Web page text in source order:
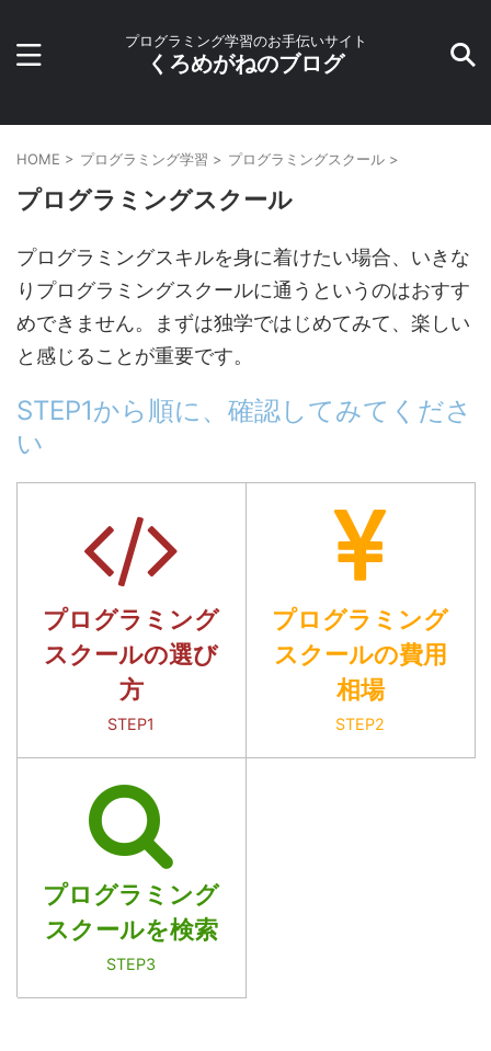
プログラミング学習のお手伝いサイト
くろめがねのブログ
HOME > プログラミング学習 > プログラミングスクール >
プログラミングスクール
プログラミングスキルを身に着けたい場合、いきな
りプログラミングスクールに通うというのはおすす
めできません。まずは独学ではじめてみて、楽しい
と感じることが重要です。
STEP1から順に、確認してみてくださ
い
プログラミング
スクールの選び
方
STEP1
プログラミング
スクールの費用
相場
STEP2
プログラミング
スクールを検索
STEP3